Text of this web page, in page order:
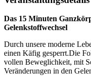
Das 15 Minuten
Gelenkstoffwechsel
Durch unsere moderne
einen Käfig gesperrt.Die
vollen Beweglichkeit, mit
Veränderungen in den